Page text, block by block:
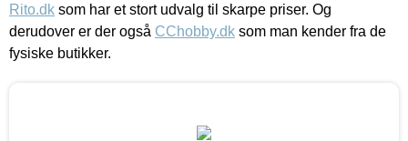
Rito.dk som har et stort udvalg til skarpe priser. Og
derudover er der også CChobby.dk som man kender fra de
fysiske butikker.